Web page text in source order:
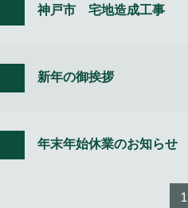
神戸市 宅地造成工事
新年の御挨拶
年末年始休業のお知らせ
1